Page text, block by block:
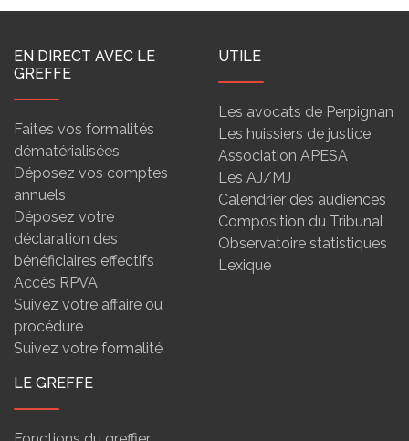
EN DIRECT AVEC LE
GREFFE
Faites vos formalités
dématérialisées
Déposez vos comptes
annuels
Déposez votre
déclaration des
bénéficiaires effectifs
Accès RPVA
Suivez votre affaire ou
procédure
Suivez votre formalité
UTILE
Les avocats de Perpignan
Les huissiers de justice
Association APESA
Les AJ/MJ
Calendrier des audiences
Composition du Tribunal
Observatoire statistiques
Lexique
LE GREFFE